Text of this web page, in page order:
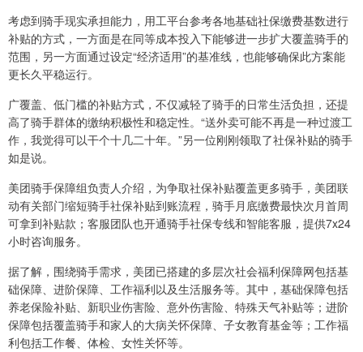
考虑到骑手现实承担能力，用工平台参考各地基础社保缴费基数进行
补贴的方式，一方面是在同等成本投入下能够进一步扩大覆盖骑手的
范围，另一方面通过设定“经济适用”的基准线，也能够确保此方案能
更长久平稳运行。
广覆盖、低门槛的补贴方式，不仅减轻了骑手的日常生活负担，还提
高了骑手群体的缴纳积极性和稳定性。“送外卖可能不再是一种过渡工
作，我觉得可以干个十几二十年。”另一位刚刚领取了社保补贴的骑手
如是说。
美团骑手保障组负责人介绍，为争取社保补贴覆盖更多骑手，美团联
动有关部门缩短骑手社保补贴到账流程，骑手月底缴费最快次月首周
可拿到补贴款；客服团队也开通骑手社保专线和智能客服，提供7x24
小时咨询服务。
据了解，围绕骑手需求，美团已搭建的多层次社会福利保障网包括基
础保障、进阶保障、工作福利以及生活服务等。其中，基础保障包括
养老保险补贴、新职业伤害险、意外伤害险、特殊天气补贴等；进阶
保障包括覆盖骑手和家人的大病关怀保障、子女教育基金等；工作福
利包括工作餐、体检、女性关怀等。